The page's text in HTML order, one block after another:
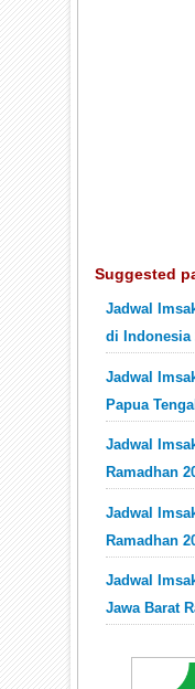
Suggested
Jadwal
di Indonesia
Jadwal
Papua
Jadwal
Ramadhan
Jadwal
Ramadhan
Jadwal
Jawa Barat